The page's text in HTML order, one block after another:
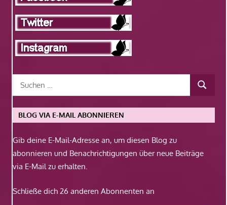
BLOG VIA E-MAIL ABONNIEREN
Gib deine E-Mail-Adresse an, um diesen Blog zu
abonnieren und Benachrichtigungen über neue Beiträge
via E-Mail zu erhalten.
Schließe dich 26 anderen Abonnenten an